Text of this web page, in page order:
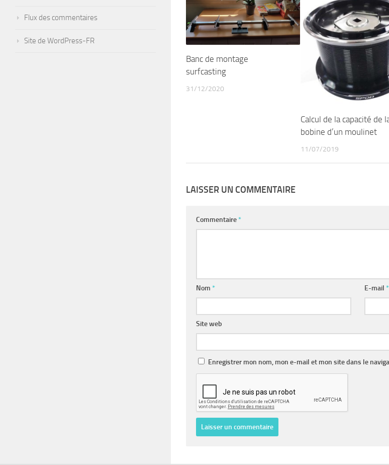
Banc de montage
surfcasting
31/12/2020
Calcul de la capacité de
bobine d’un moulinet
11/07/2019
LAISSER UN COMMENTAIRE
Commentaire *
Nom * E-mail *
Site web
Enregistrer mon nom, mon e-mail et mon site dans le
Flux des commentaires
Site de WordPress-FR